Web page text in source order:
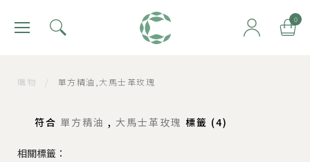
肯園 Canjune 0
購物 / 單方精油,大馬士革玫瑰
符合 單方精油 , 大馬士革玫瑰 標籤 (4)
相關標籤：